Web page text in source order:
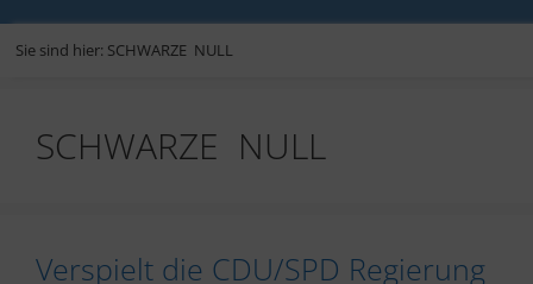
Sie sind hier: SCHWARZE NULL
SCHWARZE NULL
Verspielt die CDU/SPD Regierung